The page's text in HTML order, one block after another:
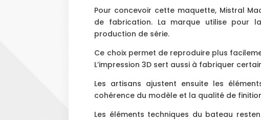
Pour concevoir cette maquette, Mistral
de fabrication. La marque utilise pour
production de série.
Ce choix permet de reproduire plus
L’impression 3D sert aussi à fabriquer
Les artisans ajustent ensuite les
cohérence du modèle et la qualité de
Les éléments techniques du bateau